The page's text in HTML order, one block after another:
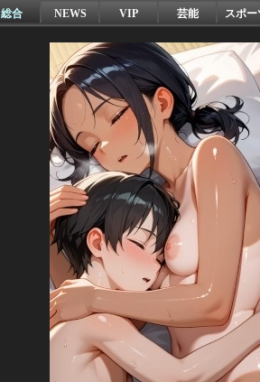
総合 NEWS VIP 芸能 スポー